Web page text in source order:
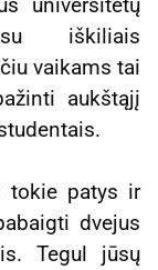
universitetų
su iškiliais
vaikams tai
aukštąjį
tokie patys ir
dvejus
Tegul jūsų